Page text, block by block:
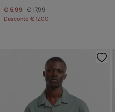
€ 5,99 € 17,99
Desconto € 12,00